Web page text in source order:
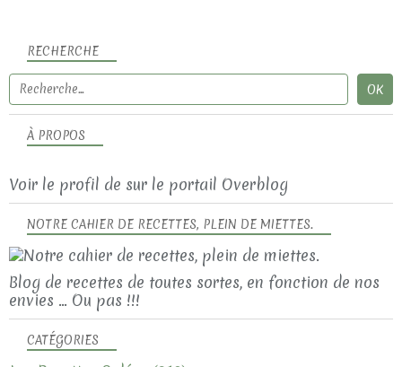
RECHERCHE
NOTRE CAHIER DE RECETTES, PLEIN DE MIETTES.
Blog de recettes de toutes sortes, en fonction de nos
envies ... Ou pas !!!
À PROPOS
Voir le profil de sur le portail Overblog
CATÉGORIES